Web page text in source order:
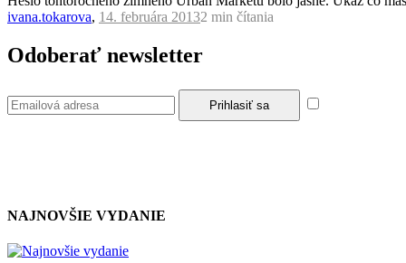
ivana.tokarova, 14. februára 20132 min čítania
Odoberať newsletter
NAJNOVŠIE VYDANIE